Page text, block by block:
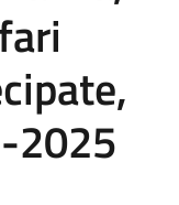
2025